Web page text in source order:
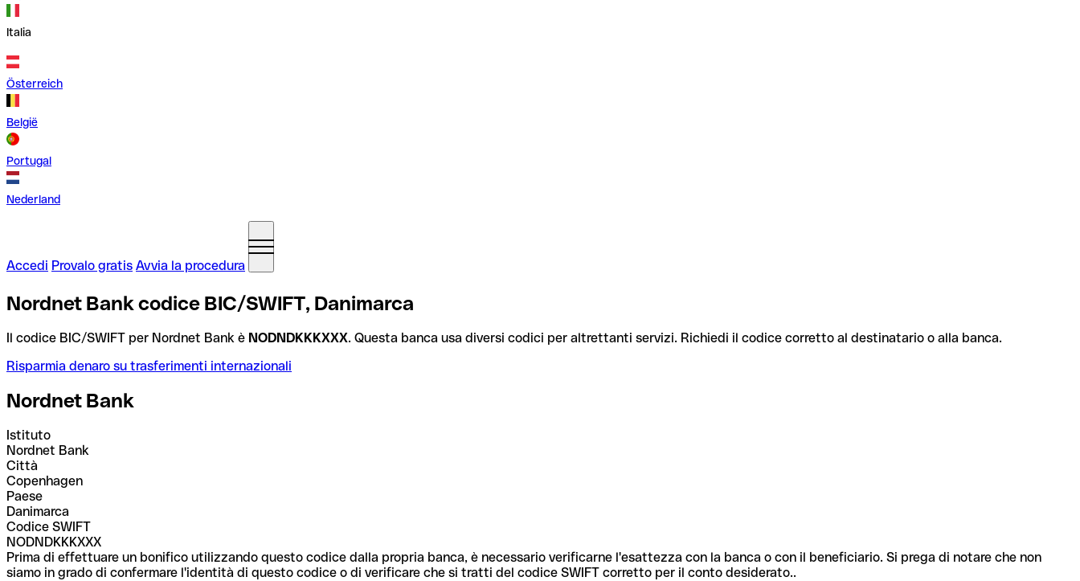
Italia
Österreich
België
Portugal
Nederland
Accedi Provalo gratis Avvia la procedura
Nordnet Bank codice BIC/SWIFT, Danimarca
Il codice BIC/SWIFT per Nordnet Bank è NODNDKKKXXX. Questa banca usa diversi codici per altrettanti servizi. Richiedi il codice corretto al destinatario o alla banca.
Risparmia denaro su trasferimenti internazionali
Nordnet Bank
Istituto
Nordnet Bank
Città
Copenhagen
Paese
Danimarca
Codice SWIFT
NODNDKKKXXX
Prima di effettuare un bonifico utilizzando questo codice dalla propria banca, è necessario verificarne l'esattezza con la banca o con il beneficiario. Si prega di notare che non
siamo in grado di confermare l'identità di questo codice o di verificare che si tratti del codice SWIFT corretto per il conto desiderato..